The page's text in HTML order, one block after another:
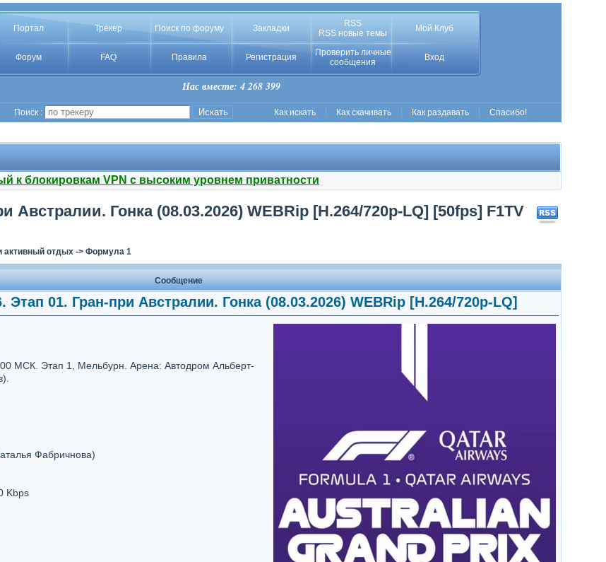
Портал Трекер Поиск по форуму Закладки
RSS
RSS новые темы
Мой Клуб
Форум FAQ Правила Регистрация
Проверить личные
сообщения
Вход
Нас вместе: 4 268 399
Поиск : Как искать Как скачивать Как раздавать Спасибо!
к блокировкам VPN с высоким уровнем приватности
Австралии. Гонка (08.03.2026) WEBRip [H.264/720p-LQ] [50fps] F1TV
активный отдых-> Формула 1
Сообщение
01. Гран-при Австралии. Гонка (08.03.2026) WEBRip [H.264/720p-LQ]
МСК. Этап 1, Мельбурн. Арена: Автодром Альберт-
Фабричнова)
Kbps